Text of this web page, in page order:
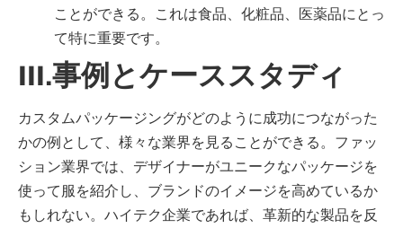
ことができる。これは食品、化粧品、医薬品にとっ
て特に重要です。
III.事例とケーススタディ
カスタムパッケージングがどのように成功につながった
かの例として、様々な業界を見ることができる。ファッ
ション業界では、デザイナーがユニークなパッケージを
使って服を紹介し、ブランドのイメージを高めているか
もしれない。ハイテク企業であれば、革新的な製品を反